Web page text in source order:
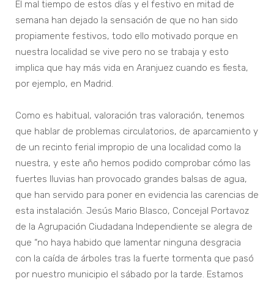
El mal tiempo de estos días y el festivo en mitad de
semana han dejado la sensación de que no han sido
propiamente festivos, todo ello motivado porque en
nuestra localidad se vive pero no se trabaja y esto
implica que hay más vida en Aranjuez cuando es fiesta,
por ejemplo, en Madrid.
Como es habitual, valoración tras valoración, tenemos
que hablar de problemas circulatorios, de aparcamiento y
de un recinto ferial impropio de una localidad como la
nuestra, y este año hemos podido comprobar cómo las
fuertes lluvias han provocado grandes balsas de agua,
que han servido para poner en evidencia las carencias de
esta instalación. Jesús Mario Blasco, Concejal Portavoz
de la Agrupación Ciudadana Independiente se alegra de
que “no haya habido que lamentar ninguna desgracia
con la caída de árboles tras la fuerte tormenta que pasó
por nuestro municipio el sábado por la tarde. Estamos